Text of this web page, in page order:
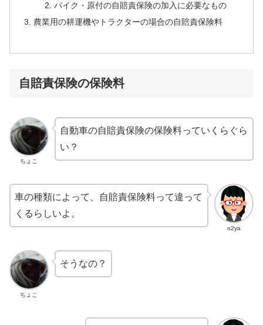
バイク・原付の自賠責保険の加入に必要なもの
農業用の耕運機やトラクターの場合の自賠責保険料
自賠責保険の保険料
ちょこ
自動車の自賠責保険の保険料っていくらぐら
い？
o2ya
車の種類によって、自賠責保険料って違って
くるらしいよ。
ちょこ
そうなの？